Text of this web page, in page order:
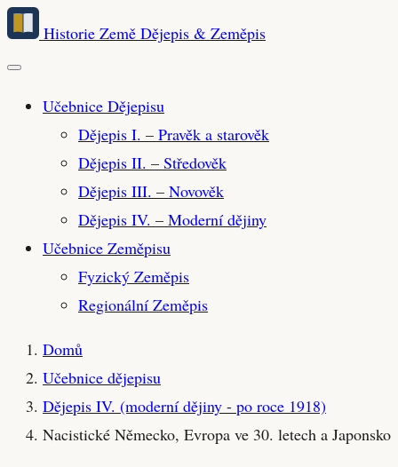
Přeskočit
hlavní
obsah
Historie Země Dějepis & Zeměpis
Učebnice Dějepisu
Dějepis I. – Pravěk a starověk
Dějepis II. – Středověk
Dějepis III. – Novověk
Dějepis IV. – Moderní dějiny
Učebnice Zeměpisu
Fyzický Zeměpis
Regionální Zeměpis
Domů
Učebnice dějepisu
Dějepis IV. (moderní dějiny - po roce 1918)
Nacistické Německo, Evropa ve 30. letech a Japonsko